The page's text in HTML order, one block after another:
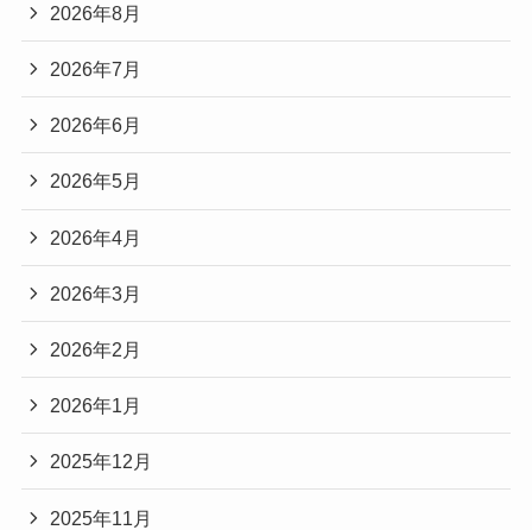
2026年8月
2026年7月
2026年6月
2026年5月
2026年4月
2026年3月
2026年2月
2026年1月
2025年12月
2025年11月